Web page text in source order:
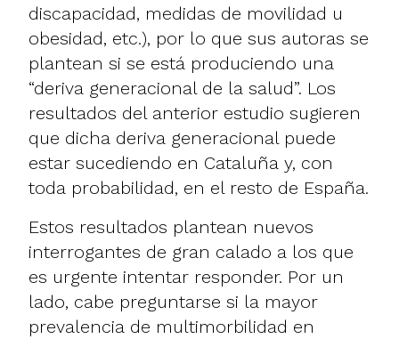
discapacidad, medidas de movilidad u
obesidad, etc.), por lo que sus autoras se
plantean si se está produciendo una
“deriva generacional de la salud”. Los
resultados del anterior estudio sugieren
que dicha deriva generacional puede
estar sucediendo en Cataluña y, con
toda probabilidad, en el resto de España.
Estos resultados plantean nuevos
interrogantes de gran calado a los que
es urgente intentar responder. Por un
lado, cabe preguntarse si la mayor
prevalencia de multimorbilidad en